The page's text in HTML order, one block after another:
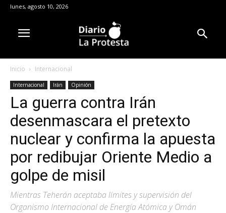
lunes, agosto 10, 2026
Inicio Internacional
Internacional Irán Opinión
La guerra contra Irán
desenmascara el pretexto
nuclear y confirma la apuesta
por redibujar Oriente Medio a
golpe de misil
Mientras Teherán aceptaba límites y supervisión del
Organismo Internacional de Energía Atómica y Omán